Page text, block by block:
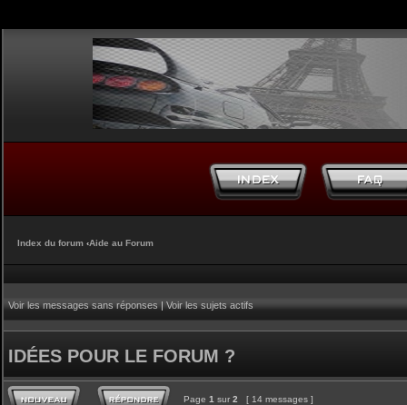
Index du forum ‹Aide au Forum
Voir les messages sans réponses|Voir les sujets actifs
IDÉES POUR LE FORUM ?
Page 1 sur 2 [ 14 messages ]